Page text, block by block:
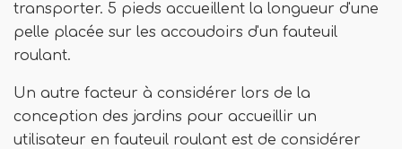
transporter. 5 pieds accueillent la longueur d'une
pelle placée sur les accoudoirs d'un fauteuil
roulant.
Un autre facteur à considérer lors de la
conception des jardins pour accueillir un
utilisateur en fauteuil roulant est de considérer